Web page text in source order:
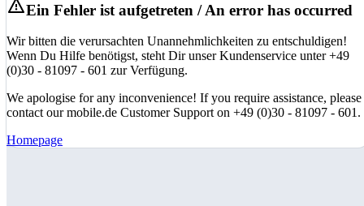
Ein Fehler ist aufgetreten / An error has occurred
Wir bitten die verursachten Unannehmlichkeiten zu entschuldigen!
Wenn Du Hilfe benötigst, steht Dir unser Kundenservice unter +49
(0)30 - 81097 - 601 zur Verfügung.
We apologise for any inconvenience! If you require assistance, please
contact our mobile.de Customer Support on +49 (0)30 - 81097 - 601.
Homepage